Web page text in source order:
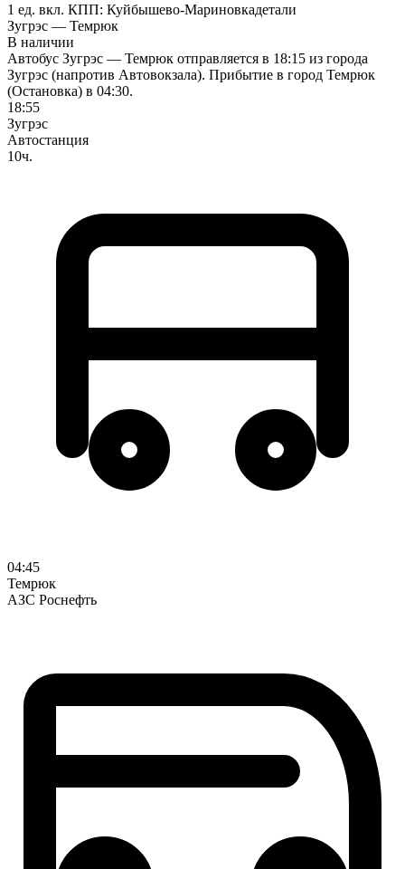
1 ед. вкл. КПП: Куйбышево-Мариновкадетали
Зугрэс — Темрюк
В наличии
Автобус Зугрэс — Темрюк отправляется в 18:15 из города
Зугрэс (напротив Автовокзала). Прибытие в город Темрюк
(Остановка) в 04:30.
18:55
Зугрэс
Автостанция
10ч.
04:45
Темрюк
АЗС Роснефть